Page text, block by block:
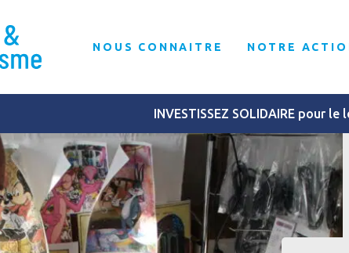
NOUS CONNAITRE NOTRE
INVESTISSEZ SOLIDAIRE pour